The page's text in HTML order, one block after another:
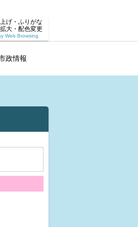
げ・ふりがな
大・配色変更
Web Browsing
政情報